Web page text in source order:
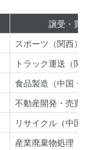
譲受・買
スポーツ（関西）
トラック運送（関
食品製造（中国・
不動産開発・売買
リサイクル（中国
産業廃棄物処理（